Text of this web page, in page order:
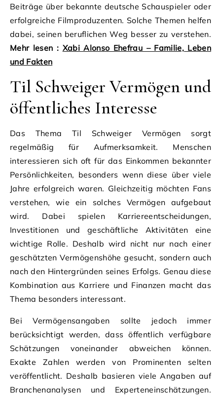
Beiträge über bekannte deutsche Schauspieler oder
erfolgreiche Filmproduzenten. Solche Themen helfen
dabei, seinen beruflichen Weg besser zu verstehen.
Mehr lesen : Xabi Alonso Ehefrau – Familie, Leben
und Fakten
Til Schweiger Vermögen und
öffentliches Interesse
Das Thema Til Schweiger Vermögen sorgt
regelmäßig für Aufmerksamkeit. Menschen
interessieren sich oft für das Einkommen bekannter
Persönlichkeiten, besonders wenn diese über viele
Jahre erfolgreich waren. Gleichzeitig möchten Fans
verstehen, wie ein solches Vermögen aufgebaut
wird. Dabei spielen Karriereentscheidungen,
Investitionen und geschäftliche Aktivitäten eine
wichtige Rolle. Deshalb wird nicht nur nach einer
geschätzten Vermögenshöhe gesucht, sondern auch
nach den Hintergründen seines Erfolgs. Genau diese
Kombination aus Karriere und Finanzen macht das
Thema besonders interessant.
Bei Vermögensangaben sollte jedoch immer
berücksichtigt werden, dass öffentlich verfügbare
Schätzungen voneinander abweichen können.
Exakte Zahlen werden von Prominenten selten
veröffentlicht. Deshalb basieren viele Angaben auf
Branchenanalysen und Experteneinschätzungen.